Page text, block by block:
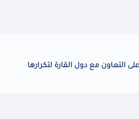
التعاون مع دول القارة لتكرارها